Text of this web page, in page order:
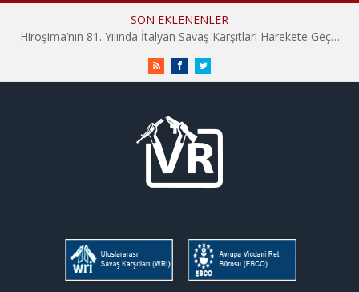
SON EKLENENLER
Hiroşima’nın 81. Yılında İtalyan Savaş Karşıtları Harekete Geçti: “Hatırlamak yeterli değil”
RSS FacebookTwitter